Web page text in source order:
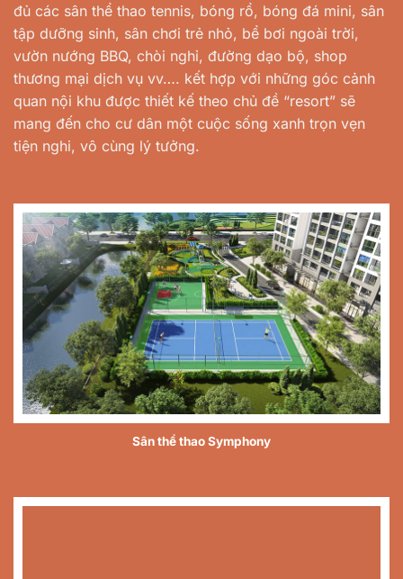
đủ các sân thể thao tennis, bóng rổ, bóng đá mini, sân
tập dưỡng sinh, sân chơi trẻ nhỏ, bể bơi ngoài trời,
vườn nướng BBQ, chòi nghỉ, đường dạo bộ, shop
thương mại dịch vụ vv…. kết hợp với những góc cảnh
quan nội khu được thiết kế theo chủ đề “resort” sẽ
mang đến cho cư dân một cuộc sống xanh trọn vẹn
tiện nghi, vô cùng lý tưởng.
Sân thể thao Symphony